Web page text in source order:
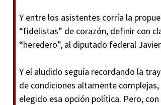
Y entre los asistentes corría la
“fidelistas” de corazón, definir con
“heredero”, al diputado federal
Y el aludido seguía recordando la
de condiciones altamente
elegido esa opción política. Pero,